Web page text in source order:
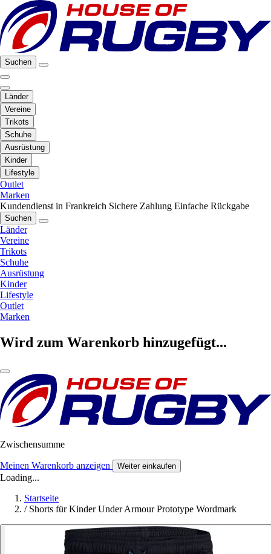
Suchen
Länder
Vereine
Trikots
Schuhe
Ausrüstung
Kinder
Lifestyle
Outlet
Marken
Kundendienst in Frankreich Sichere Zahlung Einfache Rückgabe
Suchen
Länder
Vereine
Trikots
Schuhe
Ausrüstung
Kinder
Lifestyle
Outlet
Marken
Wird zum Warenkorb hinzugefügt...
Zwischensumme
Meinen Warenkorb anzeigen Weiter einkaufen
Loading...
Startseite
/ Shorts für Kinder Under Armour Prototype Wordmark